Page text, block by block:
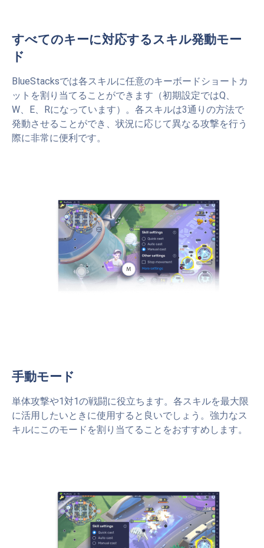
すべてのキーに対応するスキル発動モー
ド
BlueStacksでは各スキルに任意のキーボードショートカ
ットを割り当てることができます（初期設定ではQ、
W、E、Rになっています）。各スキルは3通りの方法で
発動させることができ、状況に応じて異なる攻撃を行う
際に非常に便利です。
手動モード
単体攻撃や1対1の戦闘に役立ちます。各スキルを最大限
に活用したいときに使用すると良いでしょう。強力なス
キルにこのモードを割り当てることをおすすめします。